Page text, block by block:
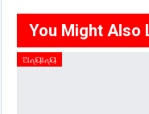
You Might Also
ଅନ୍ୟାନ୍ୟ